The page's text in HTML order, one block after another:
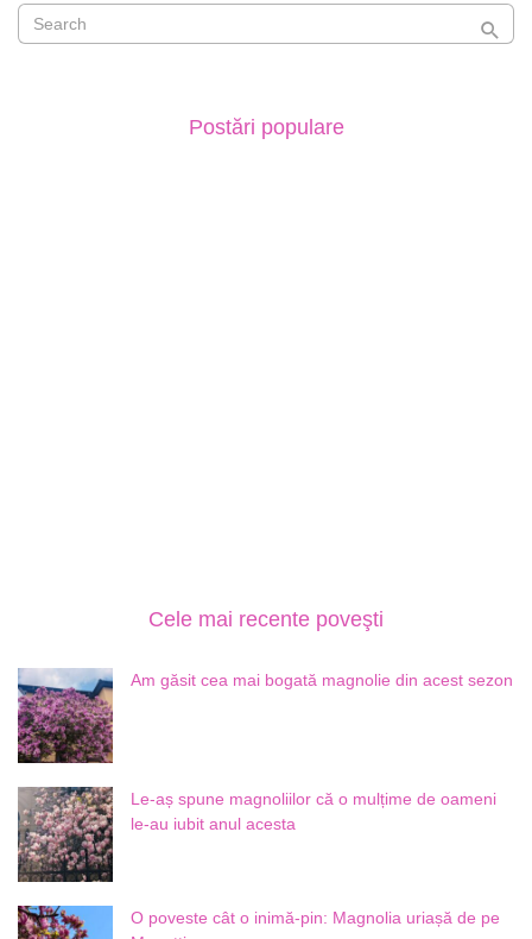
Postări populare
Cele mai recente poveşti
Am găsit cea mai bogată magnolie din acest sezon
Le-aș spune magnoliilor că o mulțime de oameni
le-au iubit anul acesta
O poveste cât o inimă-pin: Magnolia uriașă de pe